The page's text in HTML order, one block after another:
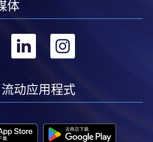
体
转
linkedin
转
流动应用程式